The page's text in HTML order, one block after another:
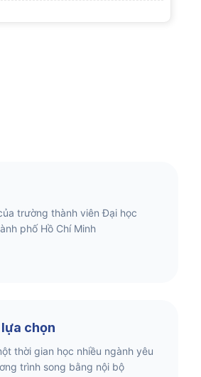
(PT3), NGƯỠNG
trường thành viên Đại học
phố Hồ Chí Minh
chọn
thời gian học nhiều ngành yêu
trình song bằng nội bộ